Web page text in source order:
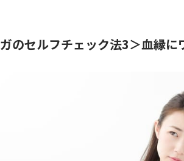
のセルフチェック法3＞血縁に